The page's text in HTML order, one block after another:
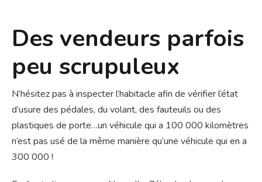
Des vendeurs parfois
peu scrupuleux
N’hésitez pas à inspecter l’habitacle afin de vérifier l’état
d’usure des pédales, du volant, des fauteuils ou des
plastiques de porte…un véhicule qui a 100 000 kilomètres
n’est pas usé de la même manière qu’une véhicule qui en a
300 000 !